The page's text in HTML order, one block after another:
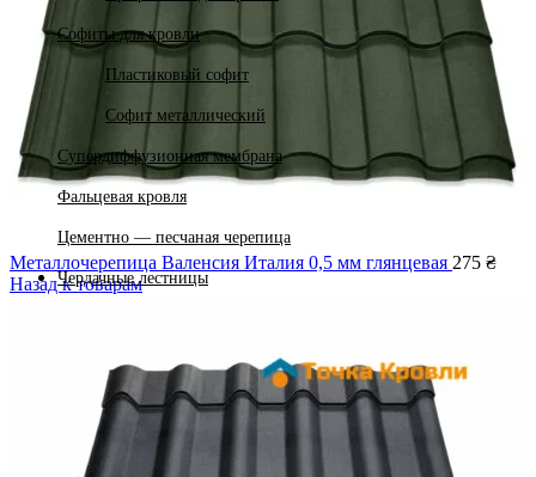
Софиты для кровли
Пластиковый софит
Софит металлический
Супердиффузионная мембрана
Фальцевая кровля
Цементно — песчаная черепица
Чердачные лестницы
0 ₴
Металлочерепица Валенсия Италия 0,5 мм глянцевая 275 ₴
Назад к товарам